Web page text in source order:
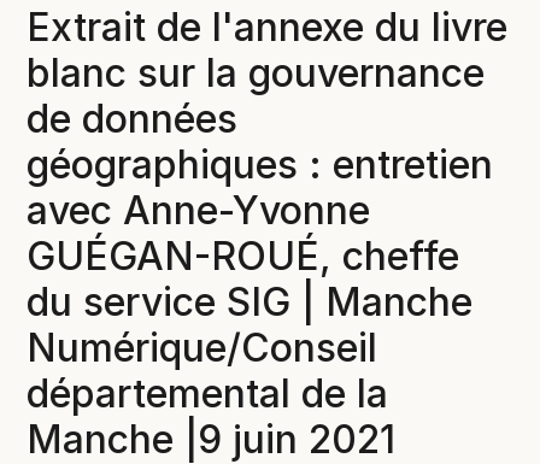
Extrait de l'annexe du livre
blanc sur la gouvernance
de données
géographiques : entretien
avec Anne-Yvonne
GUÉGAN-ROUÉ, cheffe
du service SIG | Manche
Numérique/Conseil
départemental de la
Manche |9 juin 2021